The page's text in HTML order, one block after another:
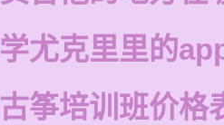
尤克里里的
筝培训班价格